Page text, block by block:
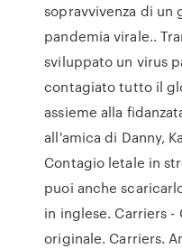
sopravvivenza di un
pandemia virale..
sviluppato un virus
contagiato tutto il
assieme alla
all'amica di Danny,
Contagio letale in
puoi anche
in inglese. Carriers
originale. Carriers.